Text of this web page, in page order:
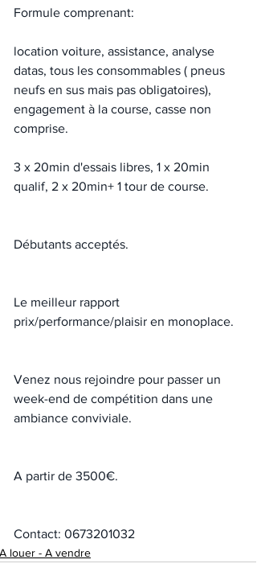
Formule comprenant:
location voiture, assistance, analyse
datas, tous les consommables ( pneus
neufs en sus mais pas obligatoires),
engagement à la course, casse non
comprise.
3 x 20min d'essais libres, 1 x 20min
qualif, 2 x 20min+ 1 tour de course.
Débutants acceptés.
Le meilleur rapport
prix/performance/plaisir en monoplace.
Venez nous rejoindre pour passer un
week-end de compétition dans une
ambiance conviviale.
A partir de 3500€.
Contact: 0673201032
A louer - A vendre